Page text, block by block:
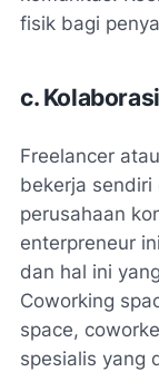
fisik bagi
c. Kolaborasi
Freelancer
bekerja
perusahaan
enterpreneur
dan hal ini
Coworking
space,
spesialis yang